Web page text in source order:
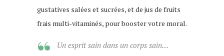
gustatives salées et sucrées, et de jus de fruits
frais multi-vitaminés, pour booster votre moral.
Un esprit sain dans un corps sain…